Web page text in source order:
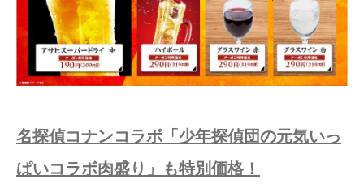
名探偵コナンコラボ「少年探偵団の元気いっ
ぱいコラボ肉盛り」も特別価格！